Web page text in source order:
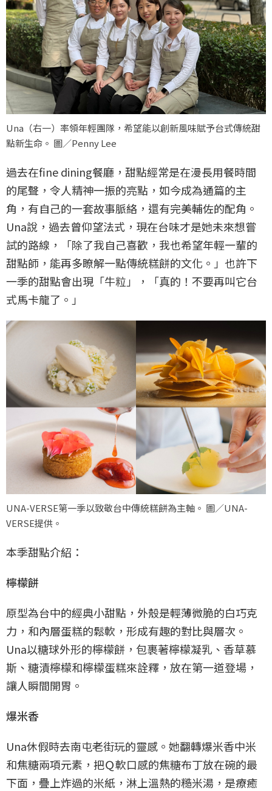
Una（右一）率領年輕團隊，希望能以創新風味賦予台式傳統甜
點新生命。 圖／Penny Lee
過去在fine dining餐廳，甜點經常是在漫長用餐時間
的尾聲，令人精神一振的亮點，如今成為通篇的主
角，有自己的一套故事脈絡，還有完美輔佐的配角。
Una說，過去曾仰望法式，現在台味才是她未來想嘗
試的路線，「除了我自己喜歡，我也希望年輕一輩的
甜點師，能再多瞭解一點傳統糕餅的文化。」也許下
一季的甜點會出現「牛粒」，「真的！不要再叫它台
式馬卡龍了。」
UNA-VERSE第一季以致敬台中傳統糕餅為主軸。 圖／UNA-
VERSE提供。
本季甜點介紹：
檸檬餅
原型為台中的經典小甜點，外殼是輕薄微脆的白巧克
力，和內層蛋糕的鬆軟，形成有趣的對比與層次。
Una以糖球外形的檸檬餅，包裹著檸檬凝乳、香草慕
斯、糖漬檸檬和檸檬蛋糕來詮釋，放在第一道登場，
讓人瞬間開胃。
爆米香
Una休假時去南屯老街玩的靈感。她翻轉爆米香中米
和焦糖兩項元素，把Ｑ軟口感的焦糖布丁放在碗的最
下面，疊上炸過的米紙，淋上溫熱的糙米湯，是療癒